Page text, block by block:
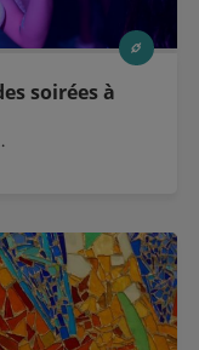
soirées à